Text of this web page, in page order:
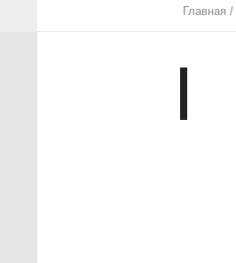
Главная /